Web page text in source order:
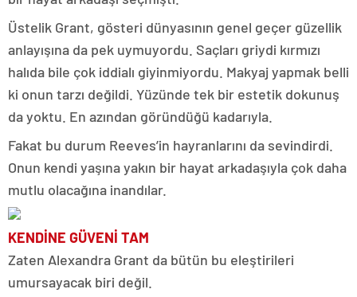
Üstelik Grant, gösteri dünyasının genel geçer güzellik
anlayışına da pek uymuyordu. Saçları griydi kırmızı
halıda bile çok iddialı giyinmiyordu. Makyaj yapmak belli
ki onun tarzı değildi. Yüzünde tek bir estetik dokunuş
da yoktu. En azından göründüğü kadarıyla.
Fakat bu durum Reeves’in hayranlarını da sevindirdi.
Onun kendi yaşına yakın bir hayat arkadaşıyla çok daha
mutlu olacağına inandılar.
KENDİNE GÜVENİ TAM
Zaten Alexandra Grant da bütün bu eleştirileri
umursayacak biri değil.